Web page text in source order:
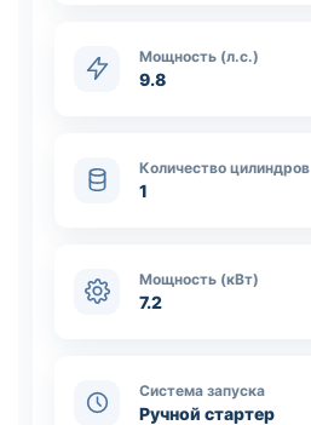
Мощность (л.с.)
9.8
Количество цилиндров
1
Мощность (кВт)
7.2
Система запуска
Ручной стартер